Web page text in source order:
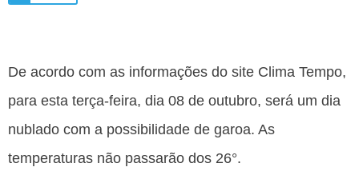
De acordo com as informações do site Clima Tempo,
para esta terça-feira, dia 08 de outubro, será um dia
nublado com a possibilidade de garoa. As
temperaturas não passarão dos 26°.